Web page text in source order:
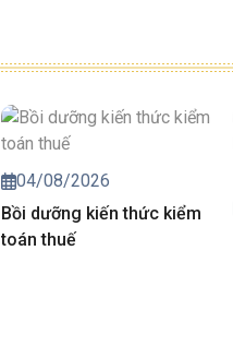
04/08/2026
Bồi dưỡng kiến thức kiểm
toán thuế